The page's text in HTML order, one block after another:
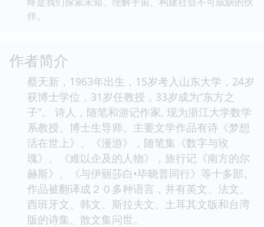
伴。
作者简介
蔡天新，1963年出生，15岁考入山东大学，24岁
获博士学位，31岁任教授，33岁成为“东方之
子”。 诗人，随笔和游记作家, 现为浙江大学数学
系教授、博士生导师。主要文学作品有诗《梦想
活在世上》、《漫游》，随笔集《数字与玫
瑰》、《难以企及的人物》，旅行记《南方的尔
赫斯》、《与伊丽莎白•毕晓普同行》等十多部。
作品被翻译成２０多种语言，并有英文、法文、
西班牙文、韩文、斯拉夫文、土耳其文版和台湾
版的诗集、散文集问世。